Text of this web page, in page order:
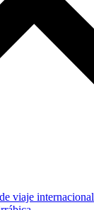
viaje internacional